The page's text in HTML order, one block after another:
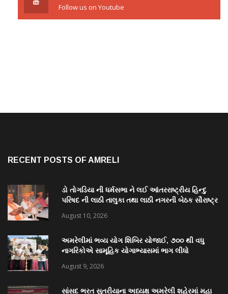
Follow us on Youtube
RECENT POSTS OF AMRELI
ડો તોગડિયા ની ધર્મસભા ને લઈ આંતરરાષ્ટ્રીય હિન્દુ
પરિષદ ની લાઠી તાલુકા તથા લાઠી નગરની બેઠક સૌરાષ્ટ્ર
August 10, 2026
અમરેલીમાં ભવ્ય યોગ શિબિર યોજાઈ, ૭૦૦ થી વધુ
નાગરિકોએ સામૂહિક યોગાભ્યાસમાં ભાગ લીધો
August 9, 2026
સાંસદ ભરત સુતરીયાના અધ્યક્ષ અમરેલી શહેરમાં મહા